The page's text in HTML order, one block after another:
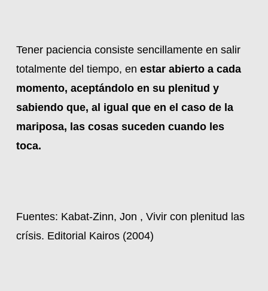
Tener paciencia consiste sencillamente en salir
totalmente del tiempo, en estar abierto a cada
momento, aceptándolo en su plenitud y
sabiendo que, al igual que en el caso de la
mariposa, las cosas suceden cuando les
toca.
Fuentes: Kabat-Zinn, Jon , Vivir con plenitud las
crísis. Editorial Kairos (2004)